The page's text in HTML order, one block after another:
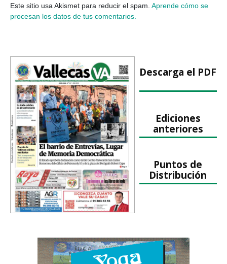
Este sitio usa Akismet para reducir el spam. Aprende cómo se
procesan los datos de tus comentarios.
Descarga el PDF
Ediciones
anteriores
Puntos de
Distribución